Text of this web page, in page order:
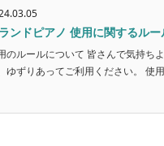
ンドピアノ 使用に関するル
のルールについて 皆さんで気持ち
ゆずりあってご利用ください。 使